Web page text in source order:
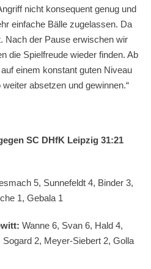
nicht konsequent genug und
einfache Bälle zugelassen. Da
Nach der Pause erwischen wir
die Spielfreude wieder finden. Ab
einem konstant guten Niveau
absetzen und gewinnen.“
SC DHfK Leipzig 31:21
5, Sunnefeldt 4, Binder 3,
1, Gebala 1
Wanne 6, Svan 6, Hald 4,
2, Meyer-Siebert 2, Golla